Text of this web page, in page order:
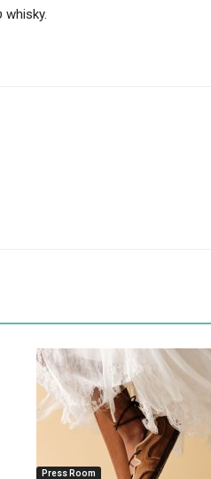
whisky.
Press Room